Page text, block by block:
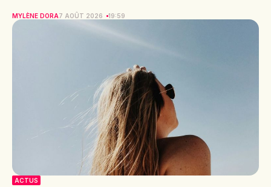
MYLÈNE DORA7 AOÛT 2026 19:59
ACTUS